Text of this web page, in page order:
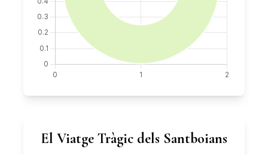
El Viatge Tràgic dels Santboians